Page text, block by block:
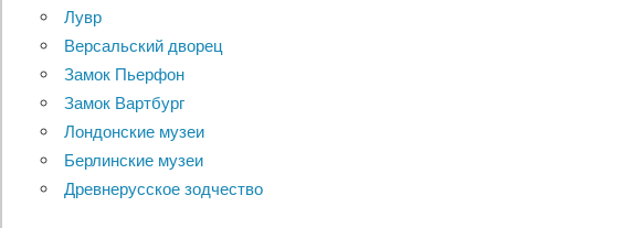
Лувр
Версальский дворец
Замок Пьерфон
Замок Вартбург
Лондонские музеи
Берлинские музеи
Древнерусское зодчество